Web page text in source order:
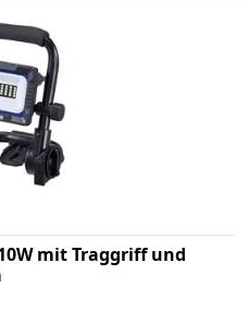
mit Traggriff und